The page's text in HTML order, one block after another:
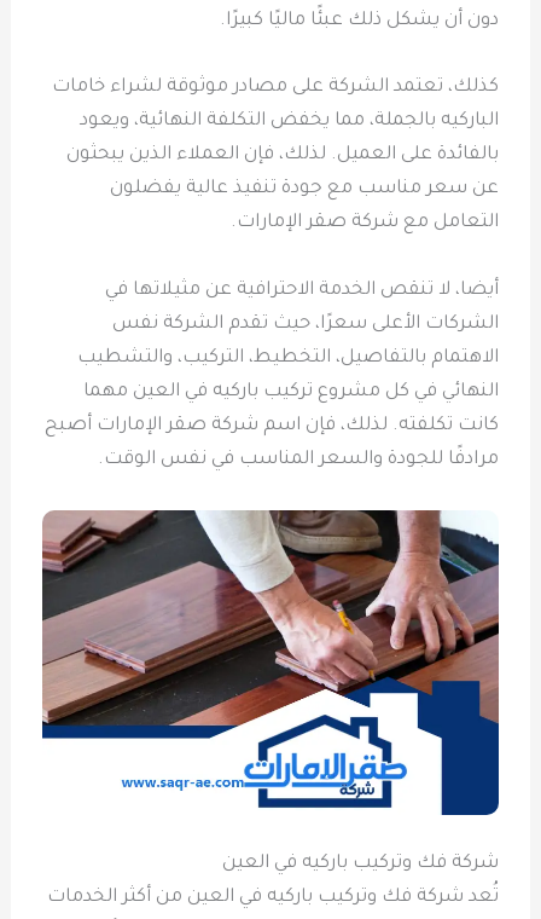
دون أن يشكل ذلك عبئًا ماليًا كبيرًا.
كذلك، تعتمد الشركة على مصادر موثوقة لشراء خامات
الباركيه بالجملة، مما يخفض التكلفة النهائية، ويعود
بالفائدة على العميل. لذلك، فإن العملاء الذين يبحثون
عن سعر مناسب مع جودة تنفيذ عالية يفضلون
التعامل مع شركة صقر الإمارات.
أيضا، لا تنقص الخدمة الاحترافية عن مثيلاتها في
الشركات الأعلى سعرًا، حيث تقدم الشركة نفس
الاهتمام بالتفاصيل، التخطيط، التركيب، والتشطيب
النهائي في كل مشروع تركيب باركيه في العين مهما
كانت تكلفته. لذلك، فإن اسم شركة صقر الإمارات أصبح
مرادفًا للجودة والسعر المناسب في نفس الوقت.
شركة فك وتركيب باركيه في العين
تُعد شركة فك وتركيب باركيه في العين من أكثر الخدمات